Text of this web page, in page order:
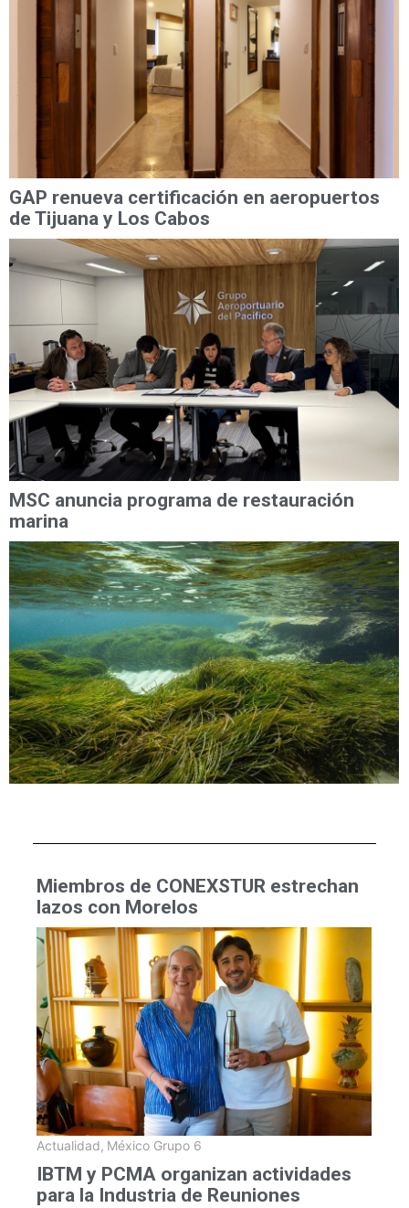
GAP renueva certificación en aeropuertos
de Tijuana y Los Cabos
MSC anuncia programa de restauración
marina
Miembros de CONEXSTUR estrechan
lazos con Morelos
Actualidad, México Grupo 6
IBTM y PCMA organizan actividades
para la Industria de Reuniones